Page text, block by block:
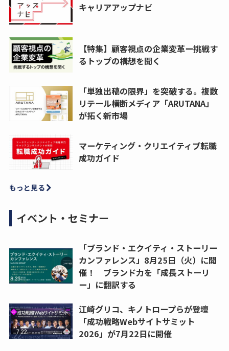
キャリアアップナビ
【特集】顧客視点の企業変革ー挑戦す
るトップの構想を聞く
「単独出稿の限界」を突破する。複数
リテール横断メディア「ARUTANA」
が拓く新市場
マーケティング・クリエイティブ転職
成功ガイド
もっと見る
イベント・セミナー
「ブランド・エクイティ・ストーリー
カンファレンス」8月25日（火）に開
催！ ブランド力を「成長ストーリ
ー」に翻訳する
江崎グリコ、キノトロープらが登壇
「成功戦略Webサイトサミット
2026」が7月22日に開催